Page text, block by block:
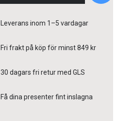
Leverans inom 1–5 vardagar
Fri frakt på köp för minst 849 kr
30 dagars fri retur med GLS
Få dina presenter fint inslagna